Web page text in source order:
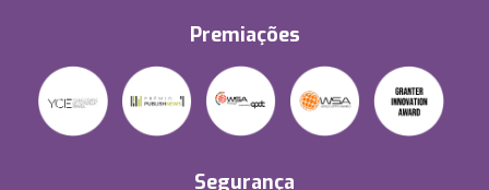
Premiações
Segurança